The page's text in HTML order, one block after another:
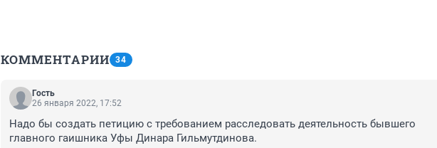
КОММЕНТАРИИ 34
Гость
26 января 2022, 17:52
Надо бы создать петицию с требованием расследовать деятельность бывшего
главного гаишника Уфы Динара Гильмутдинова.